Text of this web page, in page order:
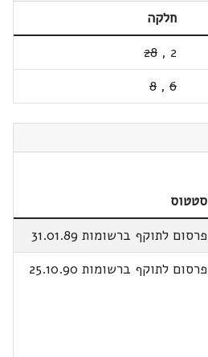
חלקה
2
,
28
6
,
8
סטטוס
פרסום לתוקף ברשומות 31.01.89
פרסום לתוקף ברשומות 25.10.90